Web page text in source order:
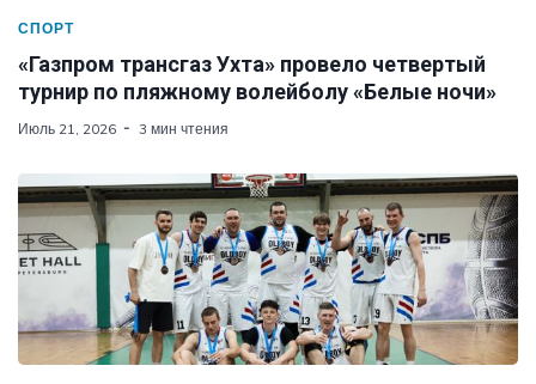
СПОРТ
«Газпром трансгаз Ухта» провело четвертый
турнир по пляжному волейболу «Белые ночи»
Июль 21, 2026 3 мин чтения